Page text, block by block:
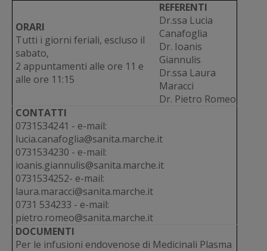
ORARI
Tutti i giorni feriali, escluso il
sabato,
2 appuntamenti alle ore 11 e
alle ore 11:15
REFERENTI
Dr.ssa Lucia
Canafoglia
Dr. Ioanis
Giannulis
Dr.ssa Laura
Maracci
Dr. Pietro Romeo
CONTATTI
0731534241 - e-mail:
lucia.canafoglia@sanita.marche.it
0731534230 - e-mail:
ioanis.giannulis@sanita.marche.it
0731534252- e-mail:
laura.maracci@sanita.marche.it
0731 534233 - e-mail:
pietro.romeo@sanita.marche.it
DOCUMENTI
Per le infusioni endovenose di Medicinali Plasma